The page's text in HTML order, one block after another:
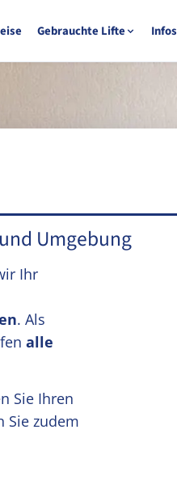
Gebrauchte Lifte Infos
und Umgebung
Ihr
. Als
alle
Sie Ihren
Sie zudem